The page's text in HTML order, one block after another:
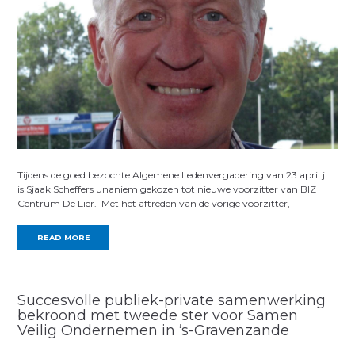
Tijdens de goed bezochte Algemene Ledenvergadering van 23 april jl.
is Sjaak Scheffers unaniem gekozen tot nieuwe voorzitter van BIZ
Centrum De Lier. Met het aftreden van de vorige voorzitter,
READ MORE
Succesvolle publiek-private samenwerking
bekroond met tweede ster voor Samen
Veilig Ondernemen in ‘s-Gravenzande